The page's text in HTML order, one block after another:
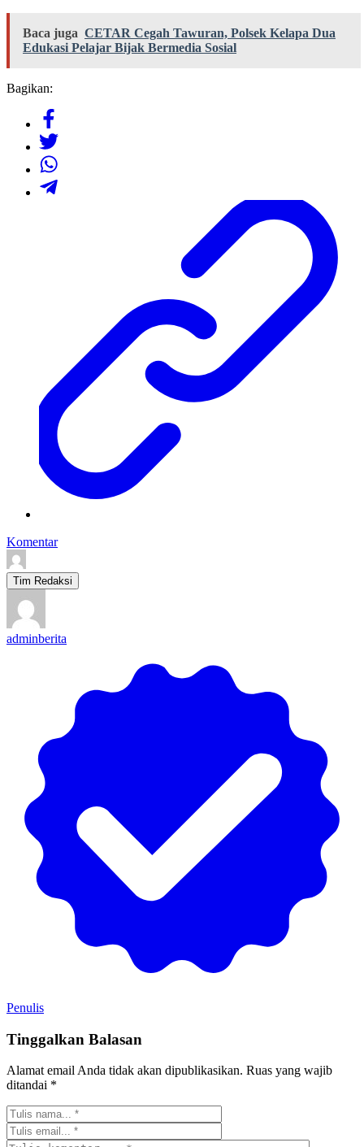
Baca juga CETAR Cegah Tawuran, Polsek Kelapa Dua
Edukasi Pelajar Bijak Bermedia Sosial
Bagikan:
Komentar
Tim Redaksi
adminberita
Penulis
Tinggalkan Balasan
Alamat email Anda tidak akan dipublikasikan. Ruas yang wajib
ditandai *